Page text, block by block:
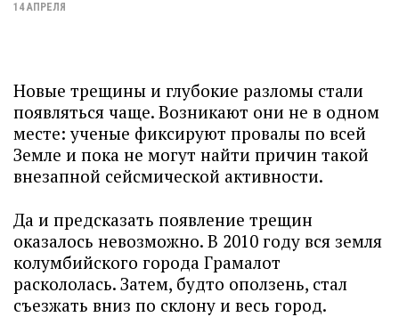
14 АПРЕЛЯ
Новые трещины и глубокие разломы стали
появляться чаще. Возникают они не в одном
месте: ученые фиксируют провалы по всей
Земле и пока не могут найти причин такой
внезапной сейсмической активности.
Да и предсказать появление трещин
оказалось невозможно. В 2010 году вся земля
колумбийского города Грамалот
раскололась. Затем, будто оползень, стал
съезжать вниз по склону и весь город.